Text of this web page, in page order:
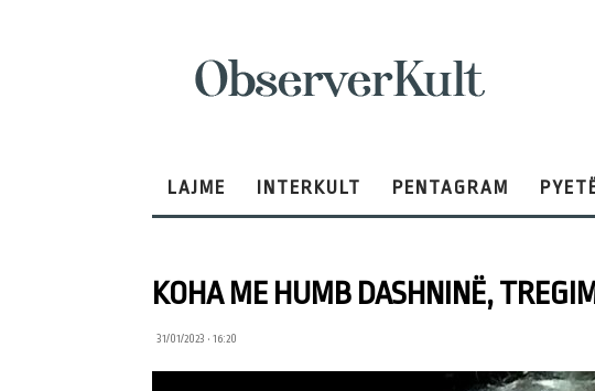
LAJME INTERKULT PENTAGRAM
KOHA ME HUMB DASHNINË,
31/01/2023 • 16:20